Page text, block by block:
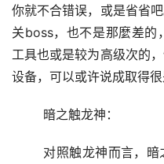
你就不合错误，或是省省
关boss，也不是那麼差的
工具也或是较为高级次的
设备，可以或许说成取得很
	暗之触龙神：